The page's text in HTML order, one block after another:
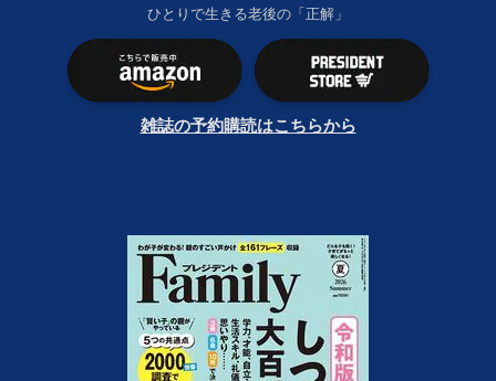
ひとりで生きる老後の「正解」
雑誌の予約購読はこちらから